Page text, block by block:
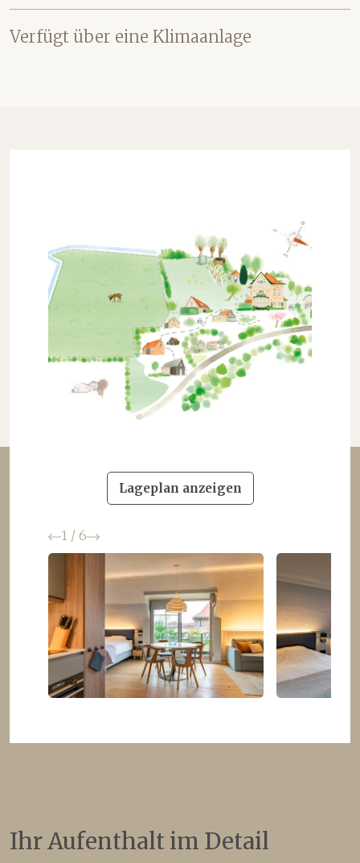
Verfügt über eine Klimaanlage
Lageplan anzeigen
Zurück
1 / 6 Weiter
Ihr Aufenthalt im Detail